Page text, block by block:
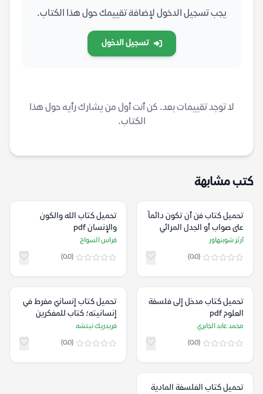
يجب تسجيل الدخول لإضافة تقييمك حول هذا الكتاب.
تسجيل الدخول
لا توجد تقييمات بعد. كن أنت أول من يشارك رأيه حول هذا
الكتاب.
كتب مشابهة
تحميل كتاب فن أن تكون دائماً
على صواب أو الجدل المرائي
pdf
آرثر شوبنهاور
(0.0)
تحميل كتاب الله والكون
والإنسان pdf
فراس السواح
(0.0)
تحميل كتاب مدخل إلى فلسفة
العلوم pdf
محمد عابد الجابري
(0.0)
تحميل كتاب إنسانيّ مفرط في
إنسانيته؛ كتاب للمفكرين
الأحرار - الكتاب الأول pdf
فريدريك نيتشه
(0.0)
تحميل كتاب الفلسفة المادية